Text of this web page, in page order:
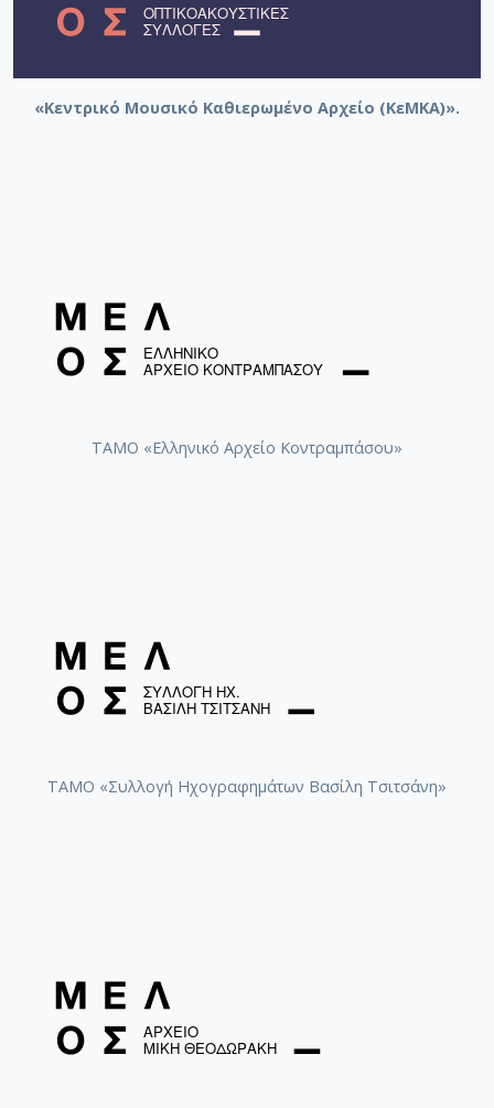
«Κεντρικό Μουσικό Καθιερωμένο Αρχείο (ΚεΜΚΑ)».
ΤΑΜΟ «Ελληνικό Αρχείο Κοντραμπάσου»
ΤΑΜΟ «Συλλογή Ηχογραφημάτων Βασίλη Τσιτσάνη»